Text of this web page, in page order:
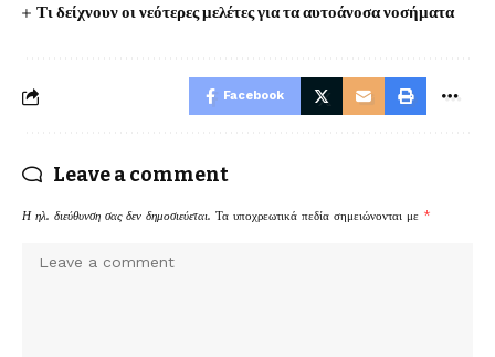
Τι δείχνουν οι νεότερες μελέτες για τα αυτοάνοσα νοσήματα
Facebook
Leave a comment
Η ηλ. διεύθυνση σας δεν δημοσιεύεται. Τα υποχρεωτικά πεδία σημειώνονται με *